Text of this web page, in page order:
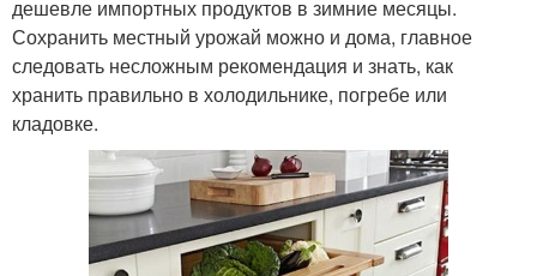
дешевле импортных продуктов в зимние месяцы.
Сохранить местный урожай можно и дома, главное
следовать несложным рекомендация и знать, как
хранить правильно в холодильнике, погребе или
кладовке.